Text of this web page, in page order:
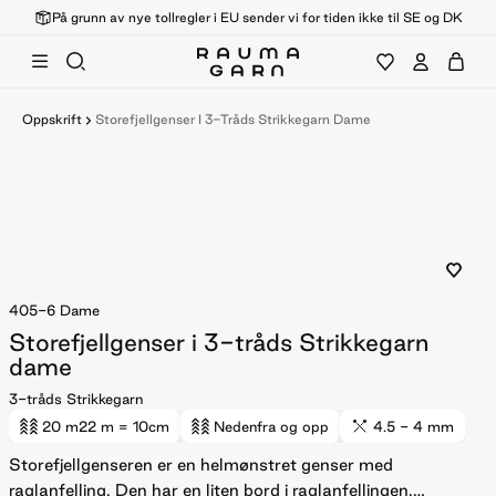
På grunn av nye tollregler i EU sender vi for tiden ikke til SE og DK
Oppskrift Storefjellgenser I 3-Tråds Strikkegarn Dame
405-6 Dame
Storefjellgenser i 3-tråds Strikkegarn
dame
3-tråds Strikkegarn
20 m22 m = 10cm Nedenfra og opp 4.5 - 4 mm
Storefjellgenseren er en helmønstret genser med
raglanfelling. Den har en liten bord i raglanfellingen.